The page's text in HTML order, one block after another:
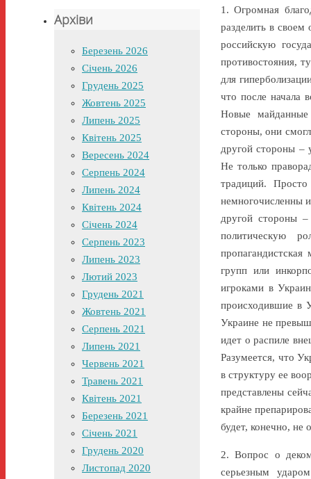
1. Огромная
разделить в своем
российскую
противостояния,
для
что после начала
Новые майданные
стороны, они
другой стороны –
Не только
традиций.
немногочисленны
другой стороны
политическую
групп или
игроками в
происходившие в
Украине не
идет о распиле
Разумеется, что
в структуру ее
представлены
крайне
будет, конечно,
2. Вопрос о
серьезным
Архіви
Березень 2026
Січень 2026
Грудень 2025
Жовтень 2025
Липень 2025
Квітень 2025
Вересень 2024
Серпень 2024
Липень 2024
Квітень 2024
Січень 2024
Серпень 2023
Липень 2023
Лютий 2023
Грудень 2021
Жовтень 2021
Серпень 2021
Липень 2021
Червень 2021
Травень 2021
Квітень 2021
Березень 2021
Січень 2021
Грудень 2020
Листопад 2020